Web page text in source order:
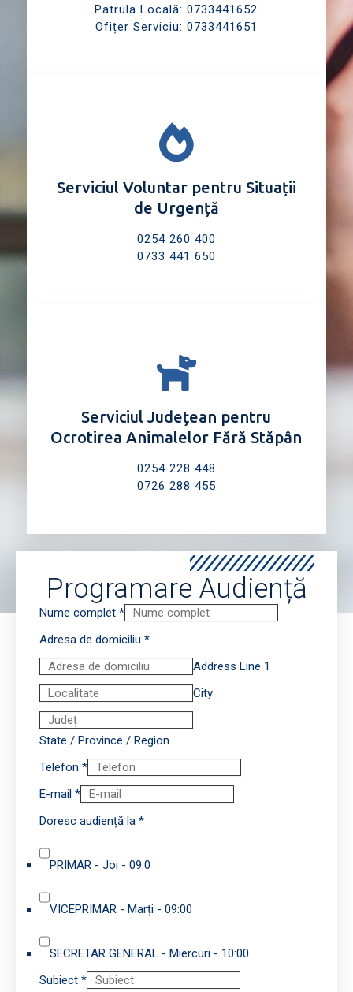
Patrula Locală: 0733441652
Ofițer Serviciu: 0733441651
Serviciul Voluntar pentru Situații
de Urgență
0254 260 400
0733 441 650
Serviciul Județean pentru
Ocrotirea Animalelor Fără Stăpân
0254 228 448
0726 288 455
Programare Audiență
Nume complet *
Adresa de domiciliu *
Address Line 1
City
State / Province / Region
Telefon *
E-mail *
Doresc audiență la *
PRIMAR - Joi - 09:0
VICEPRIMAR - Marți - 09:00
SECRETAR GENERAL - Miercuri - 10:00
Subiect *